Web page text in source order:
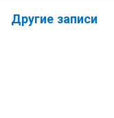
Другие записи